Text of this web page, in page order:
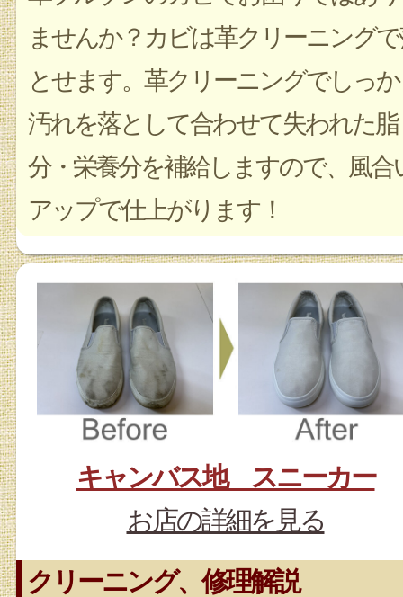
ませんか？カビは革クリーニング
とせます。革クリーニングでしっ
汚れを落として合わせて失われた脂
分・栄養分を補給しますので、風合
アップで仕上がります！
キャンバス地 スニーカー
お店の詳細を見る
クリーニング、修理解説